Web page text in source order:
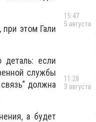
этом Гали
деталь: если
службы
должна
а будет
15:47
5 августа
11:28
3 августа